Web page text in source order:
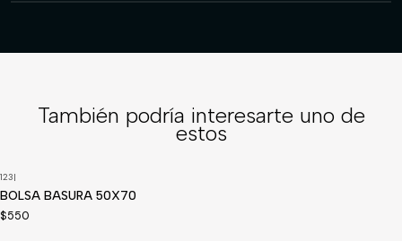
También podría interesarte uno de
estos
123|
BOLSA BASURA 50X70
$550